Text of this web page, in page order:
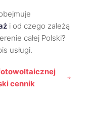
i od czego zależą
całej Polski?
usługi.
cennik